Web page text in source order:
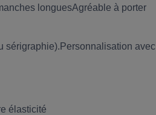
longuesAgréable à porter
sérigraphie).Personnalisation avec
élasticité